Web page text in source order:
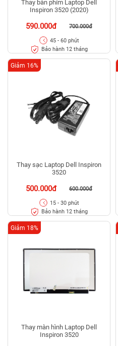
Thay bàn phím Laptop Dell
Inspiron 3520 (2020)
590.000đ 700.000đ
45 - 60 phút
Bảo hành 12 tháng
Thay sạc Laptop Dell Inspiron
3520
500.000đ 600.000đ
Giảm 16%
15 - 30 phút
Bảo hành 12 tháng
Thay màn hình Laptop Dell
Inspiron 3520
Giảm 18%